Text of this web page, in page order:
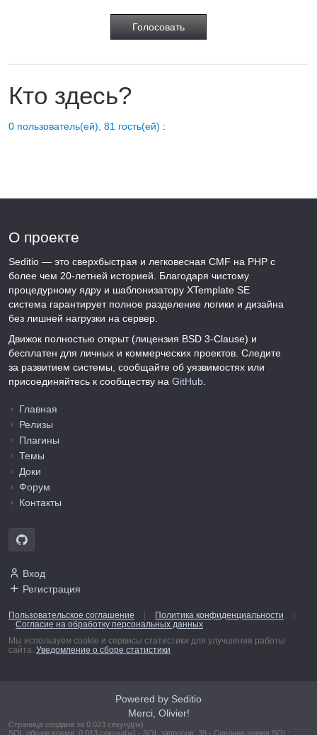
Кто здесь?
0 пользователь(ей), 81 гость(ей) :
О проекте
Seditio — это сверхбыстрая и легковесная CMF на PHP с
более чем 20-летней историей. Благодаря чистому
процедурному ядру и шаблонизатору XTemplate SE
система гарантирует полное разделение логики и дизайна
без лишней нагрузки на сервер.
Движок полностью открыт (лицензия BSD 3-Clause) и
бесплатен для личных и коммерческих проектов. Следите
за развитием системы, сообщайте об уязвимостях или
присоединяйтесь к сообществу на GitHub
Главная
Релизы
Плагины
Темы
Доки
Форум
Контакты
Вход
Регистрация
Пользовательское соглашение Политика конфиденциальности
Согласие на обработку персональных данных
Мы используем cookie и сервисы статистики для улучшения работы
сайта. Уведомление о сборе статистики
Powered by Seditio
Merci, Olivier!
Страница создана за 0.023 секунд(ы)
SQL общее время: 0.013 секунд(ы) - SQL запросов: 39 - Среднее время SQL: